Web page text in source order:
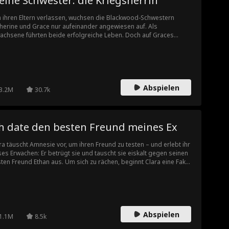
ihren Eltern verlassen, wuchsen die Blackwood-Schwestern
und Grace nur aufeinander angewiesen auf. Als
führten beide erfolgreiche Leben. Doch auf Graces
gedemütigt wird, enthüllt Catherine ihre wahre Identität als
und lässt alle bitter bereuen, die Schwestern
30.7k Abspielen
date den besten Freund meines Ex
täuscht Amnesie vor, um ihren Freund zu testen – und erlebt ihr
Erwachen: Er betrügt sie und tauscht sie eiskalt gegen seinen
Freund Ethan aus. Um sich zu rächen, beginnt Clara eine Fake-
1.1M 8.5k Abspielen